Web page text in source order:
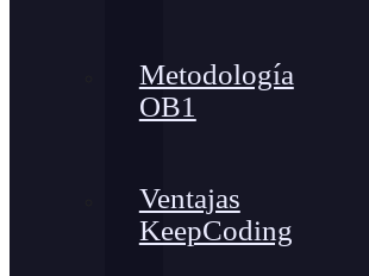
Metodología
OB1
Ventajas
KeepCoding